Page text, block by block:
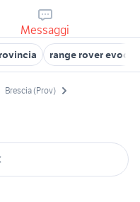
Messaggi
range rover
Brescia (Prov)